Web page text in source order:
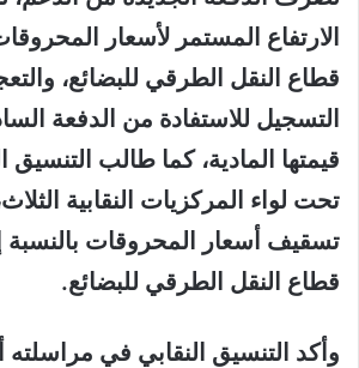
الارتفاع المستمر لأسعار
قطاع النقل الطرقي للبضائع،
التسجيل للاستفادة من الدفعة
قيمتها المادية، كما طالب التنسيق
تحت لواء المركزيات النقابية
تسقيف أسعار المحروقات بالنسبة
قطاع النقل الطرقي للبضائع.
وأكد التنسيق النقابي في